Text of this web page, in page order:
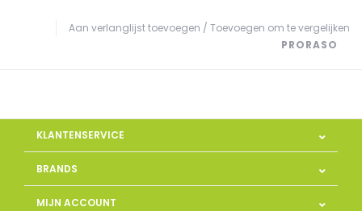
Aan verlanglijst toevoegen / Toevoegen om te vergelijken
PRORASO
KLANTENSERVICE
BRANDS
MIJN ACCOUNT